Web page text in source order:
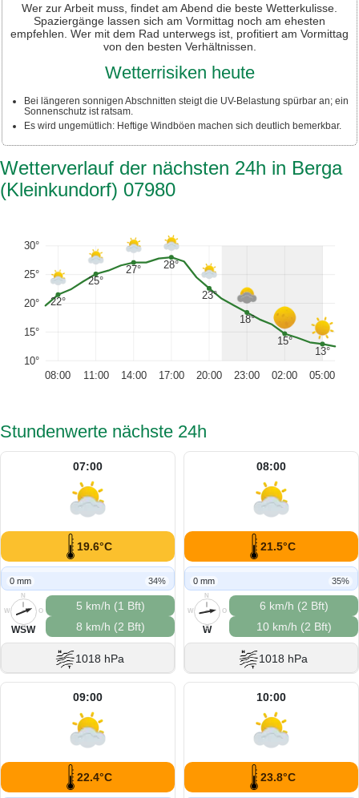
Wer zur Arbeit muss, findet am Abend die beste Wetterkulisse.
Spaziergänge lassen sich am Vormittag noch am ehesten
empfehlen. Wer mit dem Rad unterwegs ist, profitiert am Vormittag
von den besten Verhältnissen.
Wetterrisiken heute
Bei längeren sonnigen Abschnitten steigt die UV-Belastung spürbar an; ein
Sonnenschutz ist ratsam.
Es wird ungemütlich: Heftige Windböen machen sich deutlich bemerkbar.
Wetterverlauf der nächsten 24h in Berga
(Kleinkundorf) 07980
10°
15°
20°
25°
30°
22°
25°
27° 28°
23°
18°
15°
13°
08:00
11:00 14:00 17:00 20:00 23:00 02:00 05:00
Stundenwerte nächste 24h
07:00
19.6°C
0 mm 34%
N
O
S
W
WSW
5 km/h (1 Bft)
8 km/h (2 Bft)
1018 hPa
08:00
21.5°C
0 mm 35%
N
O
S
W
W
6 km/h (2 Bft)
10 km/h (2 Bft)
1018 hPa
09:00
22.4°C
10:00
23.8°C